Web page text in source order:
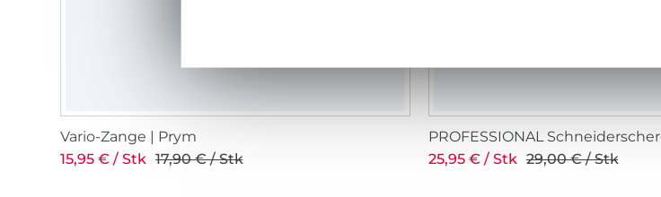
Vario-Zange | Prym
15,95 € / Stk 17,90 € / Stk
PROFESSIONAL
25,95 € / Stk 29,00 € / Stk